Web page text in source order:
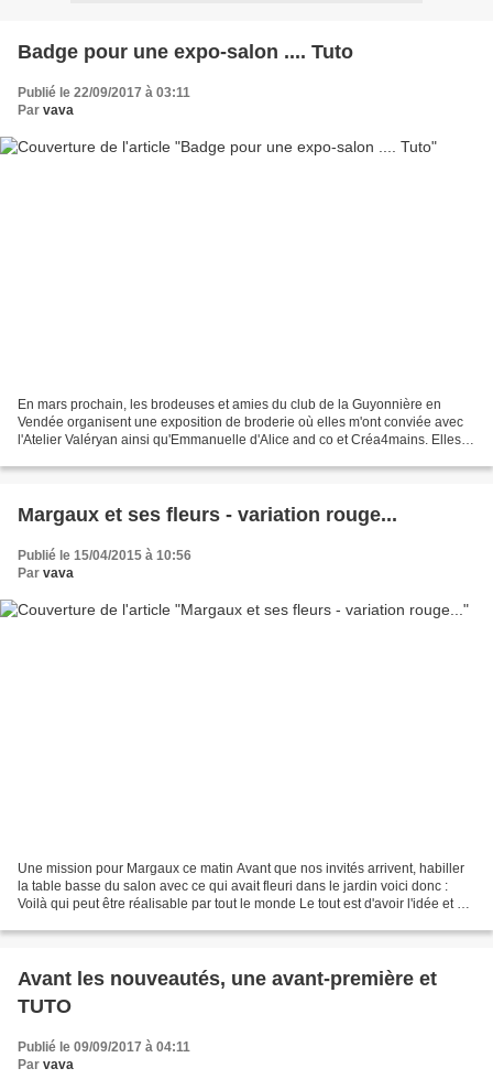
Badge pour une expo-salon .... Tuto
Publié le 22/09/2017 à 03:11
Par vava
En mars prochain, les brodeuses et amies du club de la Guyonnière en
Vendée organisent une exposition de broderie où elles m'ont conviée avec
l'Atelier Valéryan ainsi qu'Emmanuelle d'Alice and co et Créa4mains. Elles
Margaux et ses fleurs - variation rouge...
Publié le 15/04/2015 à 10:56
Par vava
Une mission pour Margaux ce matin Avant que nos invités arrivent, habiller
la table basse du salon avec ce qui avait fleuri dans le jardin voici donc :
Voilà qui peut être réalisable par tout le monde Le tout est d'avoir l'idée et de
Avant les nouveautés, une avant-première et
TUTO
Publié le 09/09/2017 à 04:11
Par vava